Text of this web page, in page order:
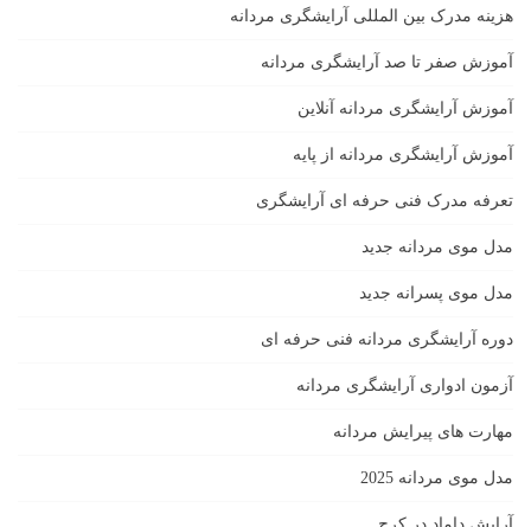
هزینه مدرک بین المللی آرایشگری مردانه
آموزش صفر تا صد آرایشگری مردانه
آموزش آرایشگری مردانه آنلاین
آموزش آرایشگری مردانه از پایه
تعرفه مدرک فنی حرفه ای آرایشگری
مدل موی مردانه جدید
مدل موی پسرانه جدید
دوره آرایشگری مردانه فنی حرفه ای
آزمون ادواری آرایشگری مردانه
مهارت های پیرایش مردانه
مدل موی مردانه 2025